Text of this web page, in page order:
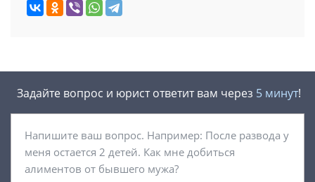
Задайте вопрос и юрист ответит вам через 5 минут!